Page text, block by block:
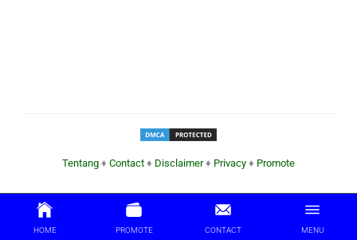
Tentang ♦ Contact ♦ Disclaimer♦ Privacy ♦ Promote
HOME PROMOTE CONTACT MENU